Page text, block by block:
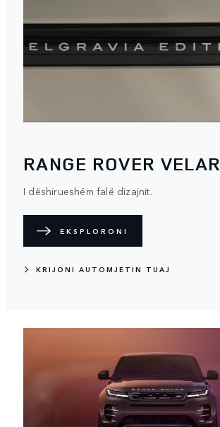
RANGE ROVER VELAR
I dëshirueshëm falë dizajnit.
EKSPLORONI
KRIJONI AUTOMJETIN TUAJ